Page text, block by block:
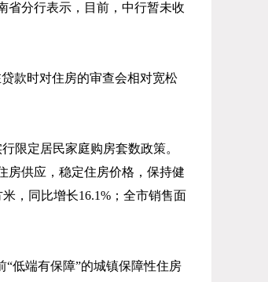
省分行表示，目前，中行暂未收
款时对住房的审查会相对宽松
限定居民家庭购房套数政策。
房供应，稳定住房价格，保持健
米，同比增长16.1% ；全市销售面
低端有保障”的城镇保障性住房